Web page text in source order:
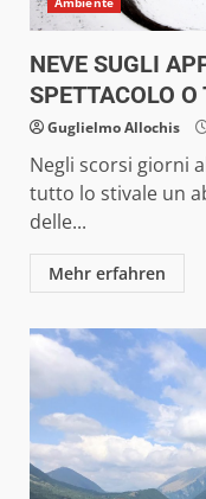
NEVE SUGLI
SPETTACOLO O
Guglielmo Allochis
Negli scorsi giorni
tutto lo stivale un
delle...
Mehr erfahren